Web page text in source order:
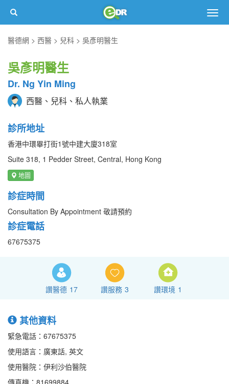
醫德網
西醫 兒科 吳彥明醫生
吳彥明醫生
Dr. Ng Yin Ming
西醫、兒科、私人執業
診所地址
香港中環畢打街1號中建大廈318室
Suite 318, 1 Pedder Street, Central, Hong Kong
地圖
診症時間
Consultation By Appointment 敬請預約
診症電話
67675375
讚醫德 17 讚服務 3 讚環境 1
其他資料
緊急電話：67675375
使用語言：廣東話, 英文
使用醫院：伊利沙伯醫院